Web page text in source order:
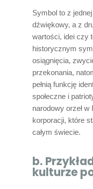
Symbol to z
dźwiękowy, a z
wartości, idei czy
historycznym
osiągnięcia,
przekonania,
pełnią funkcję
społeczne i
narodowy orzeł
korporacji, które
całym świecie.
b.
kulturze